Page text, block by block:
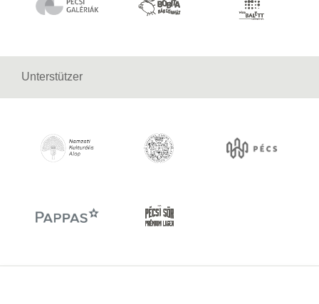
Unterstützer